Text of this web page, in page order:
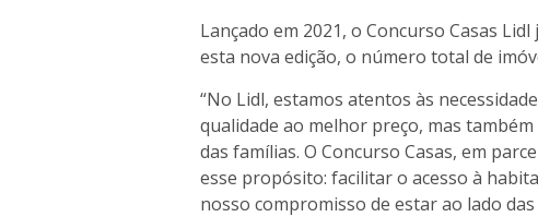
Lançado em 2021, o Concurso Casas
esta nova edição, o número total de
“No Lidl, estamos atentos às
qualidade ao melhor preço, mas
das famílias. O Concurso Casas, em
esse propósito: facilitar o acesso à
nosso compromisso de estar ao lado